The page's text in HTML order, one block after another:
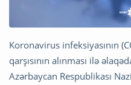
Koronavirus infeksiyasının
qarşısının alınması ilə
Azərbaycan Respublikası